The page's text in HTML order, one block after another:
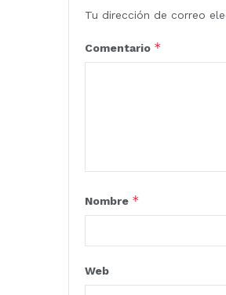
Tu dirección de correo
Comentario *
Nombre *
Web